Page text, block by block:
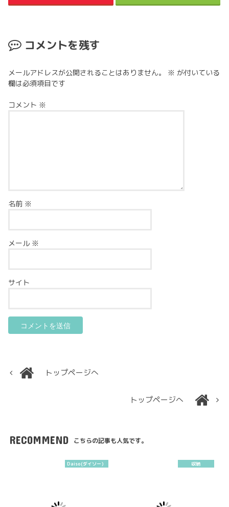
コメントを残す
メールアドレスが公開されることはありません。 ※ が付いている
欄は必須項目です
コメント ※
名前 ※
メール ※
サイト
トップページへ
トップページへ
RECOMMEND こちらの記事も人気です。
Daiso(ダイソー） 収納